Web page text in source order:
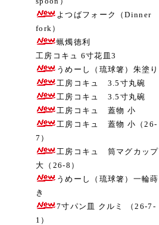
よつばフォーク（Dinner
fork）
蝋燭徳利
工房コキュ 6寸花皿3
うめーし（琉球箸）朱塗り
工房コキュ 3.5寸丸碗
工房コキュ 3.5寸丸碗
工房コキュ 蓋物 小
工房コキュ 蓋物 小（26-
7）
工房コキュ 筒マグカップ
大（26-8）
うめーし（琉球箸）一輪蒔
き
7寸パン皿 クルミ （26-7-
1）